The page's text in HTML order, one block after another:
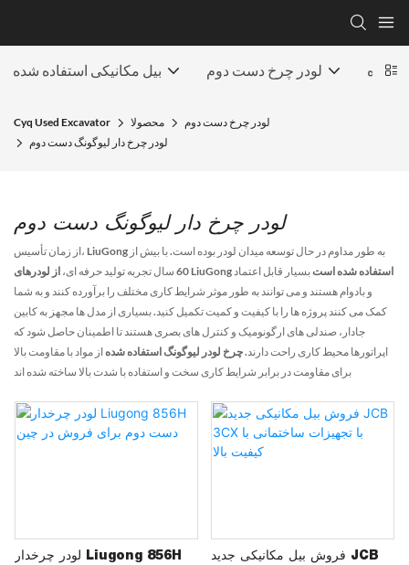
بیل مکانیکی استفاده شده لودر چرخ دست دوم
Cyq Used Excavator محصولا
لودر چرخ دست دوم
لودر چرخ دار لیوگونگ دست دوم
لودر چرخ دار لیوگونگ دست دوم
از زمان تأسیس، LiuGong به طور مداوم در حال توسعه میدان لودر بوده است. با بیش از
60 سال تجربه تولید حرفه ای،
از لودرهای LiuGong استفاده شده استبسیار قابل اعتماد
و بادوام هستند و می توانند به طور موثر شرایط کاری مختلف را برآورده کنند و به شما
کمک می کنند پروژه ها را با کیفیت و کمیت تکمیل کنید. بسیاری از مدل ها مجهز به کابین
جادار، صندلی های ارگونومیک و کنترل های بصری هستند تا اطمینان حاصل شود که
اپراتورها محیط کاری راحت دارند.چرخ لودر لیوگونگ استفاده شده از مواد با مقاومت بالا
لودر چرخدار Liugong 856H
فروش بیل مکانیکی جدید JCB